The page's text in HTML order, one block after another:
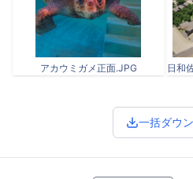
アカウミガメ正面.JPG
一括ダウ